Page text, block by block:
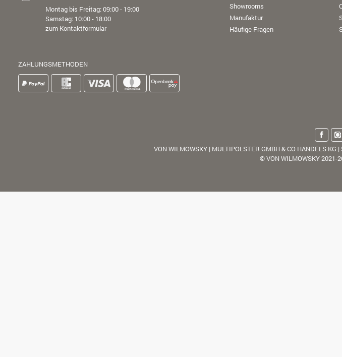
Montag bis Freitag: 09:00 - 19:00
Samstag: 10:00 - 18:00
zum Kontaktformular
ZAHLUNGSMETHODEN
Showrooms
Manufaktur
Häufige Fragen
VON WILMOWSKY | MULTIPOLSTER GMBH & CO HANDELS
© VON WILMOWSKY 2021-